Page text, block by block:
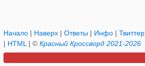
Начало | Наверх |Ответы | Инфо |Твиттер
| HTML | ©Красный Кроссворд 2021-2026